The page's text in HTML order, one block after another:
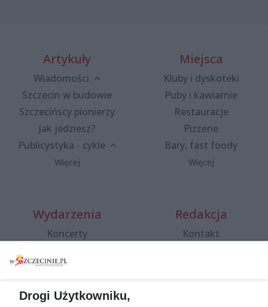
Artykuły
Wiadomości
Szczecin w budowie
Szczecińscy pionierzy
Jak jedziesz?
Publicystyka - cykle
Więcej
Miejsca
Kluby i dyskoteki
Puby i kawiarnie
Restauracje
Pizzerie
Bary, fast foody
Więcej
Wydarzenia
Koncerty
Spacery i oprowadzania
targi
Redakcja
Kontakt
Drogi Użytkowniku,